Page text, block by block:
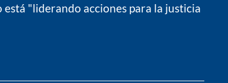
"liderando acciones para la justicia